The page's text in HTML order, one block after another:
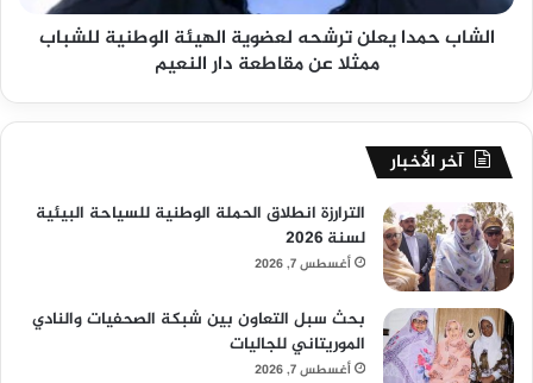
الشاب حمدا يعلن ترشحه لعضوية الهيئة الوطنية للشباب
ممثلا عن مقاطعة دار النعيم
آخر الأخبار
الترارزة انطلاق الحملة الوطنية للسياحة البيئية
لسنة 2026
أغسطس 7, 2026
بحث سبل التعاون بين شبكة الصحفيات والنادي
الموريتاني للجاليات
أغسطس 7, 2026